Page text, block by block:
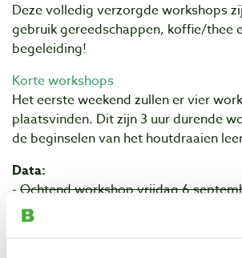
Deze volledig verzorgde workshops
gebruik gereedschappen, koffie/thee
begeleiding!
Korte workshops
Het eerste weekend zullen er vier
plaatsvinden. Dit zijn 3 uur durende
de beginselen van het houtdraaien
Data:
- Ochtend workshop vrijdag 6
ca. 13.00 uur
Middag workshop vrijdag 6